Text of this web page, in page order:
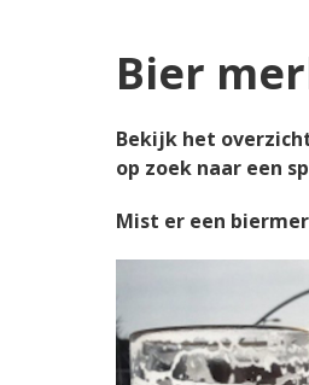
Bier
Bekijk het
op zoek naar een
Mist er een